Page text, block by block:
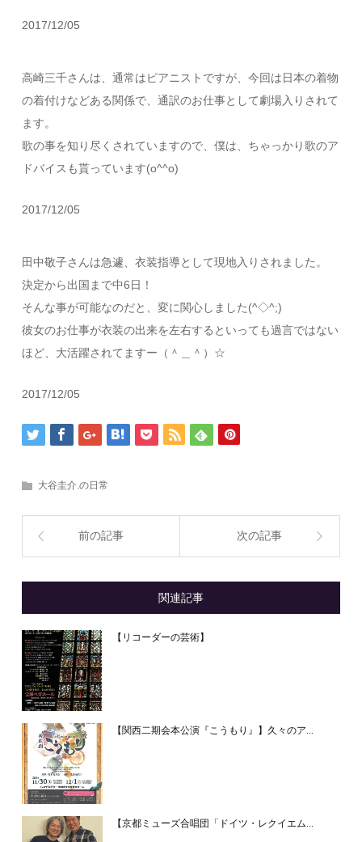
2017/12/05
高崎三千さんは、通常はピアニストですが、今回は日本の着物
の着付けなどある関係で、通訳のお仕事として劇場入りされて
ます。
歌の事を知り尽くされていますので、僕は、ちゃっかり歌のア
ドバイスも貰っています(o^^o)
2017/12/05
田中敬子さんは急遽、衣装指導として現地入りされました。
決定から出国まで中6日！
そんな事が可能なのだと、変に関心しました(^◇^;)
彼女のお仕事が衣装の出来を左右するといっても過言ではない
ほど、大活躍されてますー（＾＿＾）☆
2017/12/05
大谷圭介.の日常
前の記事 次の記事
関連記事
【リコーダーの芸術】
【関西二期会本公演『こうもり』】久々のア...
【京都ミューズ合唱団「ドイツ・レクイエム...